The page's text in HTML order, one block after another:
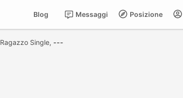
Posizione
Messaggi
Blog
Ragazzo Single, ---